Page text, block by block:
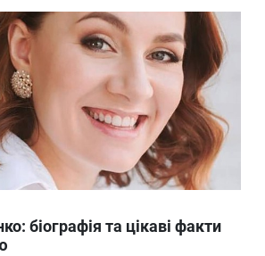
біографія та цікаві факти